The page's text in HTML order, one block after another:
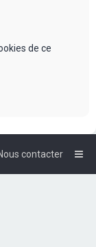
de ce
contacter